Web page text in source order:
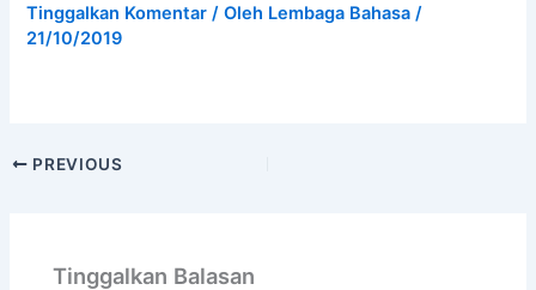
Tinggalkan Komentar / Oleh Lembaga Bahasa/
21/10/2019
PREVIOUS
Tinggalkan Balasan